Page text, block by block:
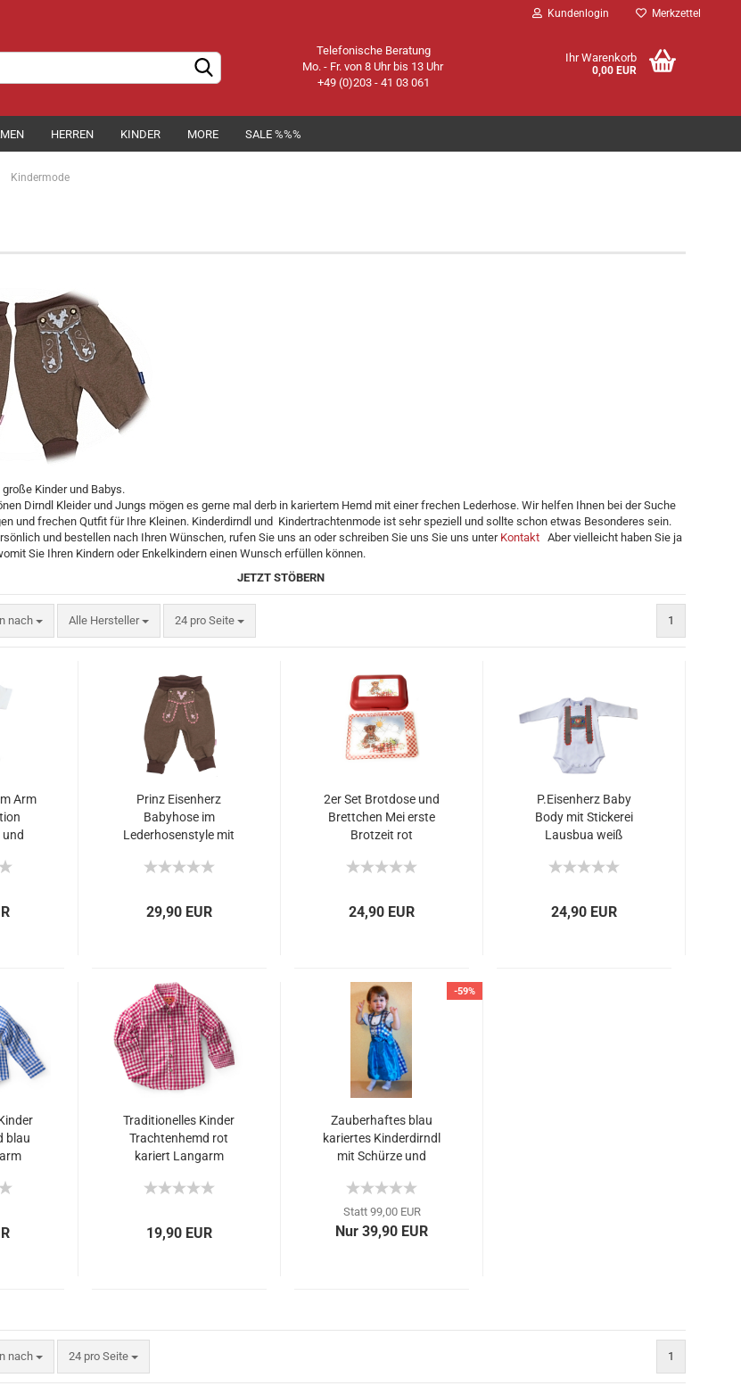
Kundenlogin Merkzettel
Telefonische Beratung
Mo. - Fr. von 8 Uhr bis 13 Uhr
+49 (0)203 - 41 03 061
Ihr Warenkorb
0,00 EUR
HERREN KINDER MORE SALE %%%
Kindermode
Kinder und Babys.
Dirndl Kleider und Jungs mögen es gerne mal derb in kariertem Hemd mit einer frechen Lederhose. Wir helfen Ihnen bei der Suche
und frechen Qutfit für Ihre Kleinen. Kinderdirndl und Kindertrachtenmode ist sehr speziell und sollte schon etwas Besonderes sein.
und bestellen nach Ihren Wünschen, rufen Sie uns an oder schreiben Sie uns Sie uns unter Kontakt Aber vielleicht haben Sie ja
Sie Ihren Kindern oder Enkelkindern einen Wunsch erfüllen können.
JETZT STÖBERN
nach Alle Hersteller 24 pro Seite 1
Arm
Prinz Eisenherz
Babyhose im
Lederhosenstyle mit
29,90 EUR
2er Set Brotdose und
Brettchen Mei erste
Brotzeit rot
24,90 EUR
P.Eisenherz Baby
Body mit Stickerei
Lausbua weiß
24,90 EUR
blau
mit
Traditionelles Kinder
Trachtenhemd rot
kariert Langarm
Trachtenhemd mit
19,90 EUR
-59%
Zauberhaftes blau
kariertes Kinderdirndl
mit Schürze und
Statt 99,00 EUR
Nur 39,90 EUR
nach 24 pro Seite 1